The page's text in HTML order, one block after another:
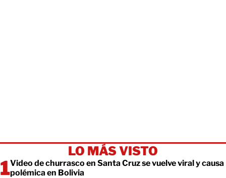
LO MÁS VISTO
Video de churrasco en Santa Cruz se vuelve viral y causa
polémica en Bolivia